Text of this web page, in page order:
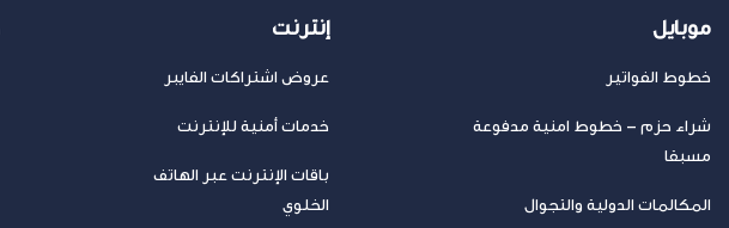
موبايل
خطوط الفواتير
شراء حزم – خطوط امنية مدفوعة
مسبقا
المكالمات الدولية والتجوال
إنترنت
عروض اشتراكات الفايبر
خدمات أمنية للإنترنت
باقات الإنترنت عبر الهاتف
الخلوي